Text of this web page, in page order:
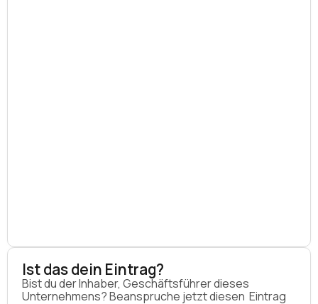
Ist das dein Eintrag?
Bist du der Inhaber, Geschäftsführer dieses
Unternehmens? Beanspruche jetzt diesen Eintrag